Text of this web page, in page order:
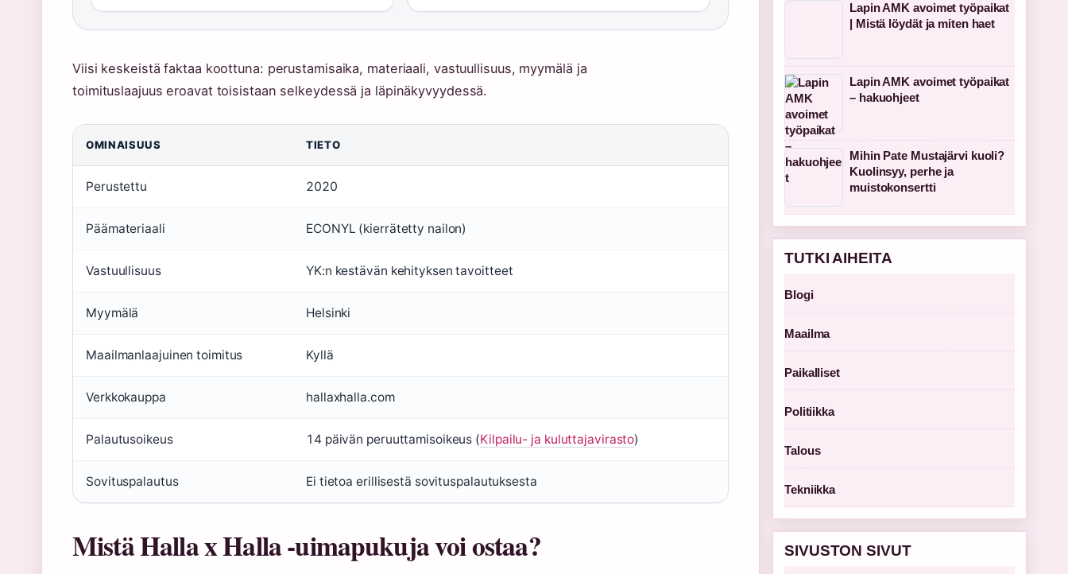
Viisi keskeistä faktaa koottuna: perustamisaika, materiaali, vastuullisuus, myymälä ja
toimituslaajuus eroavat toisistaan selkeydessä ja läpinäkyvyydessä.
OMINAISUUS TIETO
Perustettu 2020
Päämateriaali ECONYL (kierrätetty nailon)
Vastuullisuus YK:n kestävän kehityksen tavoitteet
Myymälä Helsinki
Maailmanlaajuinen toimitus Kyllä
Verkkokauppa hallaxhalla.com
Palautusoikeus 14 päivän peruuttamisoikeus (Kilpailu- ja kuluttajavirasto)
Sovituspalautus Ei tietoa erillisestä sovituspalautuksesta
Mistä Halla x Halla -uimapukuja voi ostaa?
Lapin AMK avoimet työpaikat
| Mistä löydät ja miten haet
Lapin AMK avoimet työpaikat
– hakuohjeet
Mihin Pate Mustajärvi kuoli?
Kuolinsyy, perhe ja
muistokonsertti
TUTKI AIHEITA
Blogi
Maailma
Paikalliset
Politiikka
Talous
Tekniikka
SIVUSTON SIVUT